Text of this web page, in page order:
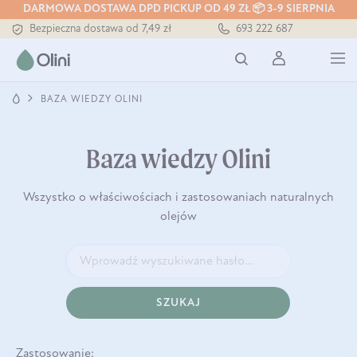
DARMOWA DOSTAWA DPD PICKUP OD 49 ZŁ 📦 3-9 SIERPNIA
Bezpieczna dostawa od 7,49 zł
Darmowa dostawa od 199 zł
Tłoczony zawsze na zimno
693 222 687
BAZA WIEDZY OLINI
Baza wiedzy Olini
Wszystko o właściwościach i zastosowaniach naturalnych
olejów
SZUKAJ
Zastosowanie: